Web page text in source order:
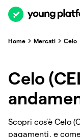
Home Mercati Celo
Celo
Scopri cos'è Celo
pagamenti, e